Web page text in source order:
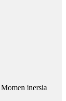
inersia